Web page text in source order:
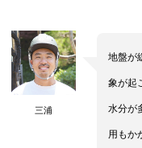
三浦
地盤が
象が起
水分が
用もか